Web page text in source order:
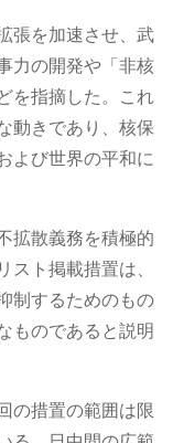
張を加速させ、武
力の開発や「非核
を指摘した。これ
動きであり、核保
よび世界の平和に
拡散義務を積極的
ト掲載措置は、
制するためのもの
ものであると説明
の措置の範囲は限